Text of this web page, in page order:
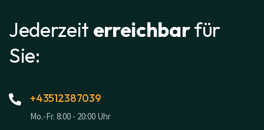
Jederzeit erreichbarfür
Sie:
+43512387039
Mo.-Fr. 8:00 - 20:00 Uhr